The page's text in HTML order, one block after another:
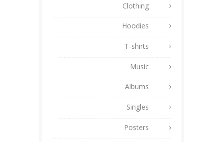
Clothing
Hoodies
T-shirts
Music
Albums
Singles
Posters